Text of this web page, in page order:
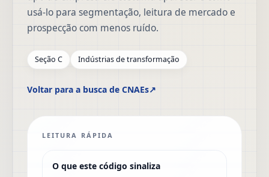
usá-lo para segmentação, leitura de mercado e
prospecção com menos ruído.
Seção C Indústrias de transformação
Voltar para a busca de CNAEs↗
LEITURA RÁPIDA
O que este código sinaliza